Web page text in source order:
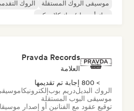
موسيقى الروك المستقلة
الروك
روك أند رول/روك كلاسيكي
Pravda Records
العلامة
> 800 إجابة تم تقديمها
الروك البديلدريم بوبإلكترونيكا
موسيقى البوب المستقلة
توقيع عقود مع الفنانين أو إصدار